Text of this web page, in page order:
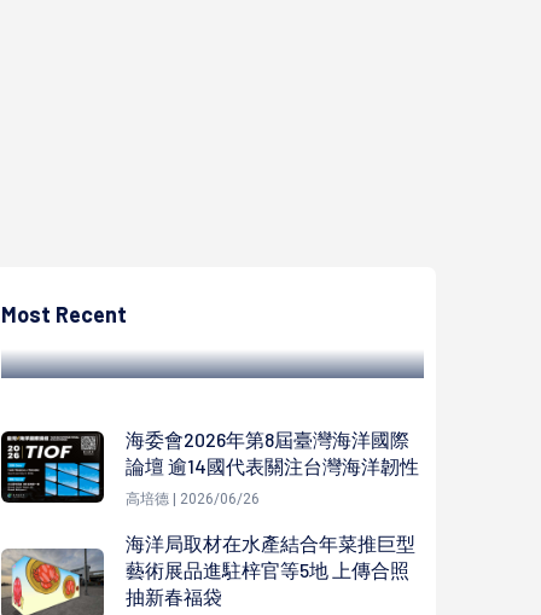
Most Recent
19名模範父親 陳其邁頒獎獻上祝福
海委會2026年第8屆臺灣海洋國際
論壇 逾14國代表關注台灣海洋韌性
高培德 | 2026/06/26
海洋局取材在水產結合年菜推巨型
藝術展品進駐梓官等5地 上傳合照
抽新春福袋